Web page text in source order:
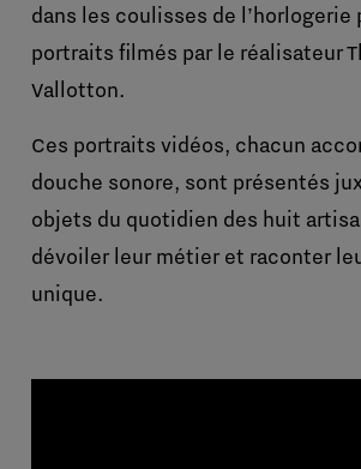
dans les coulisses de l’horlogerie
portraits filmés par le réalisateur
Vallotton.
Ces portraits vidéos, chacun
douche sonore, sont présentés
objets du quotidien des huit
dévoiler leur métier et raconter
unique.